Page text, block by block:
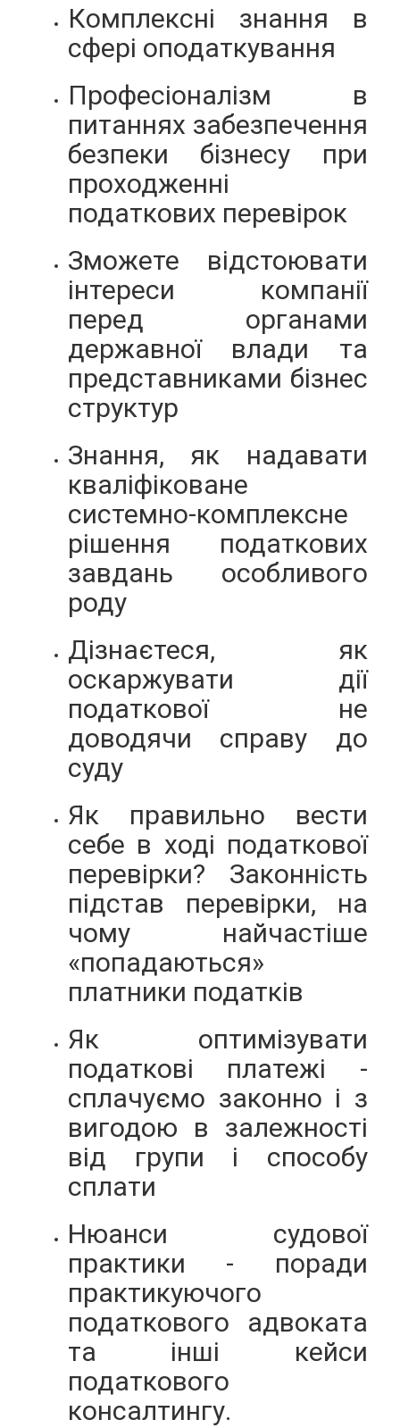
Комплексні знання в
сфері оподаткування
Професіоналізм в
питаннях забезпечення
безпеки бізнесу при
проходженні
податкових перевірок
Зможете відстоювати
інтереси компанії
перед органами
державної влади та
представниками бізнес
структур
Знання, як надавати
кваліфіковане
системно-комплексне
рішення податкових
завдань особливого
роду
Дізнаєтеся, як
оскаржувати дії
податкової не
доводячи справу до
суду
Як правильно вести
себе в ході податкової
перевірки? Законність
підстав перевірки, на
чому найчастіше
«попадаються»
платники податків
Як оптимізувати
податкові платежі -
сплачуємо законно і з
вигодою в залежності
від групи і способу
сплати
Нюанси судової
практики - поради
практикуючого
податкового адвоката
та інші кейси
податкового
консалтингу.